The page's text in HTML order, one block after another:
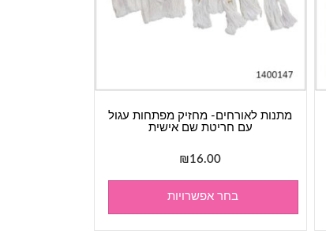
מתנות לאורחים- מחזיק מפתחות עגול
עם חריטת שם אישית
₪16.00
בחר אפשרויות